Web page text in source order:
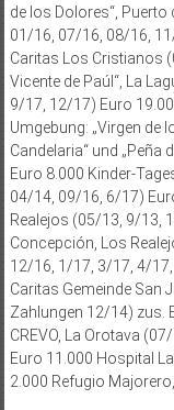
de los Dolores“,
01/16, 07/16, 08/16,
Caritas Los Cristianos
Vicente de Paúl“, La
9/17, 12/17) Euro
Umgebung: „Virgen de
Candelaria“ und
Euro 8.000 Kinder-
04/14, 09/16, 6/17)
Realejos (05/13, 9/13,
Concepción, Los
12/16, 1/17, 3/17, 4/
Caritas Gemeinde San
Zahlungen 12/14) zus.
CREVO, La Orotava
Euro 11.000 Hospital
2.000 Refugio